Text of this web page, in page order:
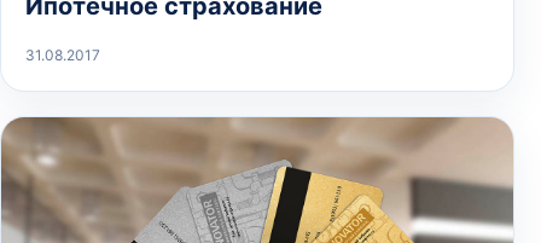
31.08.2017